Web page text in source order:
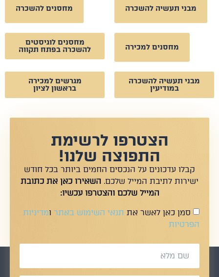
מבני תעשיה להשכרה מחסנים להשכרה
מחסנים למכירה
מחסנים לוגיסטים
להשכרה בפתח תקווה
מבני תעשיה להשכרה
במודיעין
מגרשים למכירה
בראשון לציון
הצטרפו לרשימת
התפוצה שלנו!
קבלו עדכונים על הנכסים החמים ביותר בכל חודש
ישירות לתיבת המייל שלכם.השאירו כאן את כתובת
המייל שלכם והצטרפו עכשיו:
סמן כאן לאשר אתתנאי השימוש באתרומדיניות
הפרטיות